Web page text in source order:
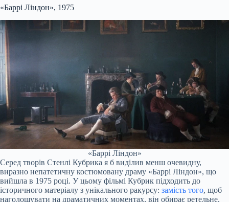
«Баррі Ліндон», 1975
«Баррі Ліндон»
Серед творів Стенлі Кубрика я б виділив менш очевидну,
виразно непатетичну костюмовану драму «Баррі Ліндон», що
вийшла в 1975 році. У цьому фільмі Кубрик підходить до
історичного матеріалу з унікального ракурсу: замість того, щоб
наголошувати на драматичних моментах, він обирає ретельне,